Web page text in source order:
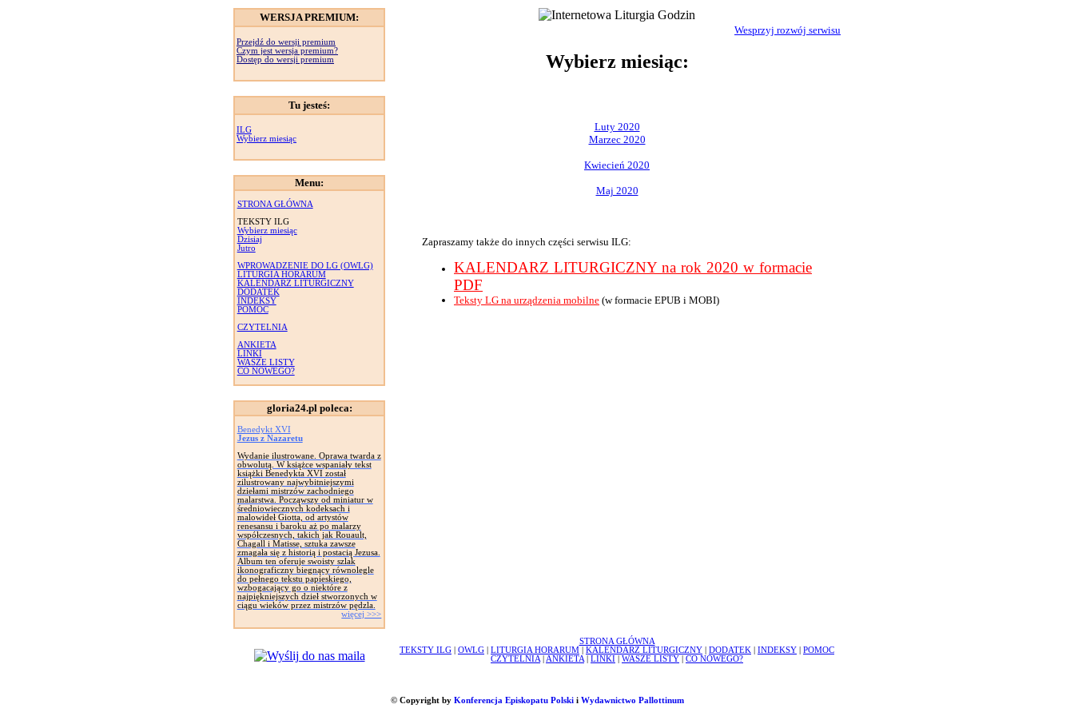
WERSJA PREMIUM:
Przejdź do wersji premium
Czym jest wersja premium?
Dostęp do wersji premium
Tu jesteś:
ILG
Wybierz miesiąc
Menu:
STRONA GŁÓWNA
TEKSTY ILG
Wybierz miesiąc
Dzisiaj
Jutro
WPROWADZENIE DO LG (OWLG)
LITURGIA HORARUM
KALENDARZ LITURGICZNY
DODATEK
INDEKSY
POMOC
CZYTELNIA
ANKIETA
LINKI
WASZE LISTY
CO NOWEGO?
gloria24.pl poleca:
Benedykt XVI
Jezus z Nazaretu
Wydanie ilustrowane. Oprawa twarda z
obwolutą. W książce wspaniały tekst
książki Benedykta XVI został
zilustrowany najwybitniejszymi
dziełami mistrzów zachodniego
malarstwa. Począwszy od miniatur w
średniowiecznych kodeksach i
malowideł Giotta, od artystów
renesansu i baroku aż po malarzy
współczesnych, takich jak Rouault,
Chagall i Matisse, sztuka zawsze
zmagała się z historią i postacią Jezusa.
Album ten oferuje swoisty szlak
ikonograficzny biegnący równolegle
do pełnego tekstu papieskiego,
wzbogacający go o niektóre z
najpiękniejszych dzieł stworzonych w
ciągu wieków przez mistrzów pędzla.
więcej >>>
Wesprzyj rozwój serwisu
Wybierz miesiąc:
Luty 2020
Marzec 2020
Kwiecień 2020
Maj 2020
Zapraszamy także do innych części serwisu ILG:
KALENDARZ LITURGICZNY na rok 2020 w formacie
PDF
Teksty LG na urządzenia mobilne (w formacie EPUB i MOBI)
STRONA GŁÓWNA
TEKSTY ILG
OWLG LITURGIA HORARUM KALENDARZ LITURGICZNY DODATEK INDEKSY
POMOC
CZYTELNIA
ANKIETA LINKI WASZE LISTY CO NOWEGO?
© Copyright by Konferencja Episkopatu Polskii Wydawnictwo Pallottinum